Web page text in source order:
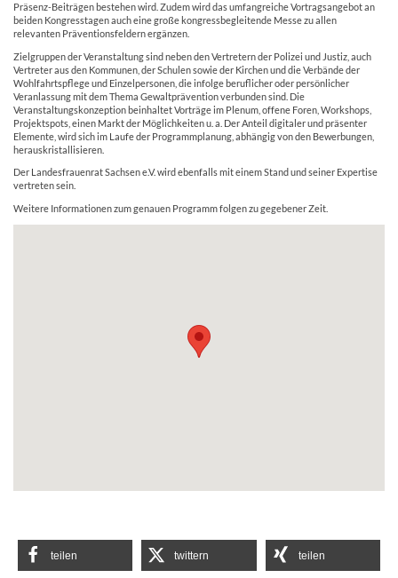
Präsenz-Beiträgen bestehen wird. Zudem wird das umfangreiche Vortragsangebot an
beiden Kongresstagen auch eine große kongressbegleitende Messe zu allen
relevanten Präventionsfeldern ergänzen.
Zielgruppen der Veranstaltung sind neben den Vertretern der Polizei und Justiz, auch
Vertreter aus den Kommunen, der Schulen sowie der Kirchen und die Verbände der
Wohlfahrtspflege und Einzelpersonen, die infolge beruflicher oder persönlicher
Veranlassung mit dem Thema Gewaltprävention verbunden sind. Die
Veranstaltungskonzeption beinhaltet Vorträge im Plenum, offene Foren, Workshops,
Projektspots, einen Markt der Möglichkeiten u. a. Der Anteil digitaler und präsenter
Elemente, wird sich im Laufe der Programmplanung, abhängig von den Bewerbungen,
herauskristallisieren.
Der Landesfrauenrat Sachsen e.V. wird ebenfalls mit einem Stand und seiner Expertise
vertreten sein.
Weitere Informationen zum genauen Programm folgen zu gegebener Zeit.
teilen twittern teilen